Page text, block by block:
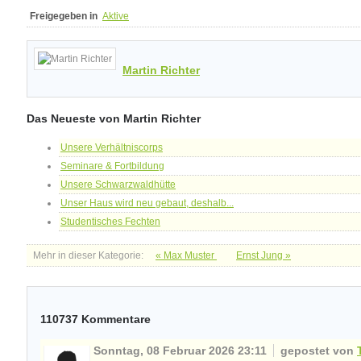
Freigegeben in Aktive
Martin Richter
Das Neueste von Martin Richter
Unsere Verhältniscorps
Seminare & Fortbildung
Unsere Schwarzwaldhütte
Unser Haus wird neu gebaut, deshalb...
Studentisches Fechten
Mehr in dieser Kategorie: « Max Muster Ernst Jung »
110737 Kommentare
Sonntag, 08 Februar 2026 23:11 gepostet von